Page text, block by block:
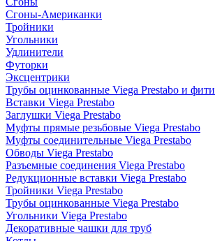
Сгоны-Американки
Тройники
Угольники
Удлинители
Футорки
Эксцентрики
Трубы оцинкованные Viega Prestabo и
Вставки Viega Prestabo
Заглушки Viega Prestabo
Муфты прямые резьбовые Viega Prestabo
Муфты соединительные Viega Prestabo
Обводы Viega Prestabo
Разъемные соединения Viega Prestabo
Редукционные вставки Viega Prestabo
Тройники Viega Prestabo
Трубы оцинкованные Viega Prestabo
Угольники Viega Prestabo
Декоративные чашки для труб